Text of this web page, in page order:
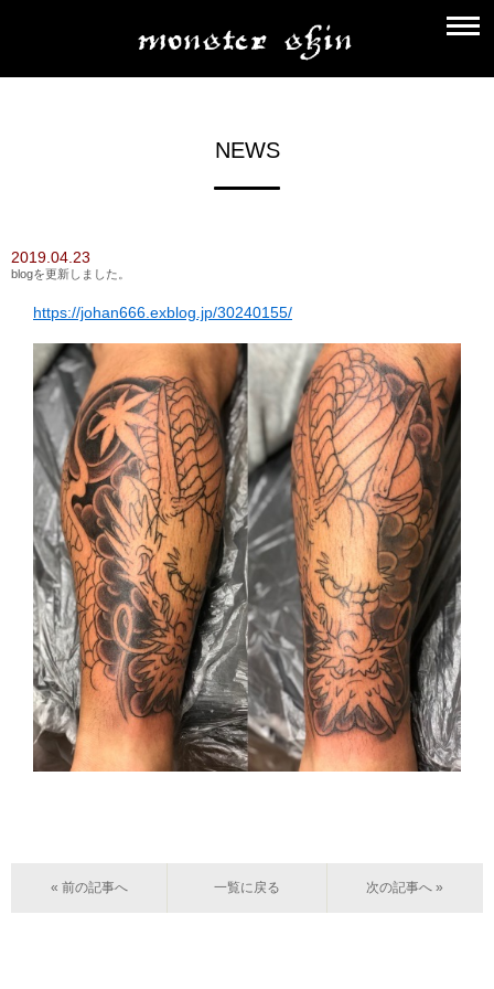
NEWS
2019.04.23
blogを更新しました。
https://johan666.exblog.jp/30240155/
« 前の記事へ 一覧に戻る 次の記事へ »